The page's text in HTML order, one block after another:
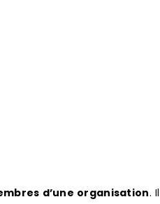
d’une organisation.